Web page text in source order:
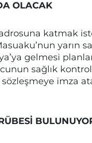
OLACAK
katmak
yarın
gelmesi
sağlık
sözleşmeye imza